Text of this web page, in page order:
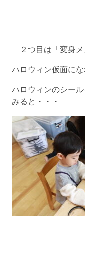
２つ目は「変身メ
ハロウィン仮面にな
ハロウィンのシー
みると・・・